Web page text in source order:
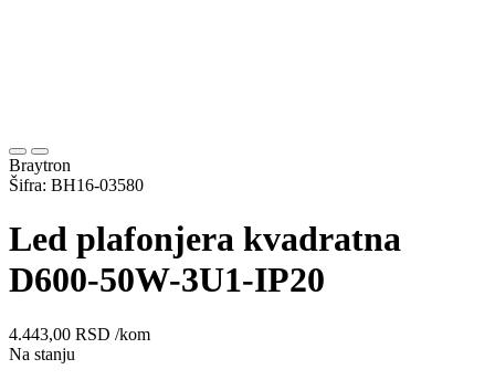
Braytron
Šifra: BH16-03580
Led plafonjera kvadratna
D600-50W-3U1-IP20
4.443,00 RSD /kom
Na stanju